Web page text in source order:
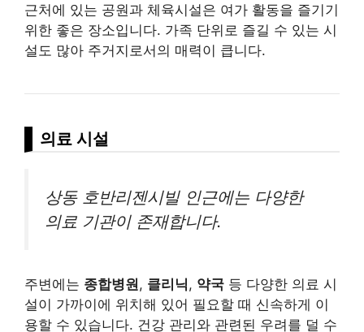
근처에 있는 공원과 체육시설은 여가 활동을 즐기기
위한 좋은 장소입니다. 가족 단위로 즐길 수 있는 시
설도 많아 주거지로서의 매력이 큽니다.
의료 시설
상동 호반리젠시빌 인근에는 다양한
의료 기관이 존재합니다.
주변에는 종합병원, 클리닉, 약국 등 다양한 의료 시
설이 가까이에 위치해 있어 필요할 때 신속하게 이
용할 수 있습니다. 건강 관리와 관련된 우려를 덜 수